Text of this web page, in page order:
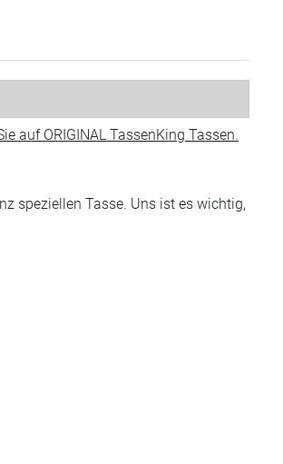
auf ORIGINAL TassenKing Tassen.
speziellen Tasse. Uns ist es wichtig,